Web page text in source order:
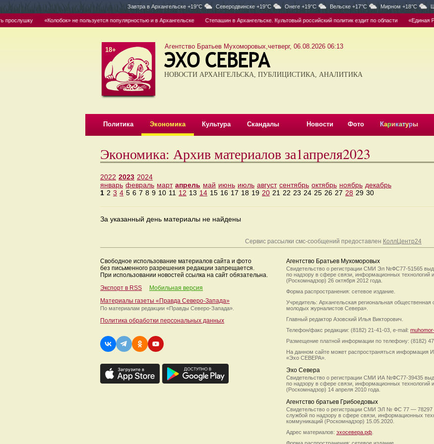
Завтра в Архангельске +19°C Северодвинске +19°C Онеге +19°C Вельске +17°C Мирном +18°C
«Колобок» не пользуется популярностью и в Архангельске Степашин в Архангельске. Культовый российский политик ездит по области «Единая
18+ Агентство Братьев Мухоморовых,четверг, 06.08.2026 06:13
НОВОСТИ АРХАНГЕЛЬСКА, ПУБЛИЦИСТИКА, АНАЛИТИКА
Политика Экономика Культура Скандалы Новости Фото Карикатуры
Экономика: Архив материалов за1апреля2023
2022 2023 2024
январь февраль март апрель май июнь июль август сентябрь октябрь ноябрь декабрь
1 2 3 4 5 6 7 8 9 10 11 12 13 14 15 16 17 18 19 20 21 22 23 24 25 26 27 28 29 30
За указанный день материалы не найдены
Сервис рассылки смс-сообщений предоставлен КоллЦентр24
Свободное использование материалов сайта и фото
без письменного разрешения редакции запрещается.
При использовании новостей ссылка на сайт обязательна.
Экспорт в RSS
Мобильная версия
Материалы газеты «Правда Северо-Запада»
По материалам редакции «Правды Северо-Запада».
Политика обработки персональных данных
Агентство Братьев Мухоморовых
Свидетельство о регистрации СМИ Эл №ФС77-51565
по надзору в сфере связи, информационных технологий
(Роскомнадзор) 26 октября 2012 года.
Форма распространения: сетевое издание.
Учредитель: Архангельская региональная общественная
молодых журналистов Севера».
Главный редактор Азовский Илья Викторович.
Телефон/факс редакции: (8182) 21-41-03, e-mail:
Размещение платной информации по телефону: (8182)
На данном сайте может распространяться информация
«Эхо СЕВЕРА».
Эхо Севера
Свидетельство о регистрации СМИ ИА №ФС77-39435
по надзору в сфере связи, информационных технологий
(Роскомнадзор) 14 апреля 2010 года.
Агентство братьев Грибоедовых
Свидетельство о регистрации СМИ ЭЛ № ФС 77 — 78297
службой по надзору в сфере связи, информационных
коммуникаций (Роскомнадзор) 15.05.2020.
Адрес материалов: эхосевера.рф